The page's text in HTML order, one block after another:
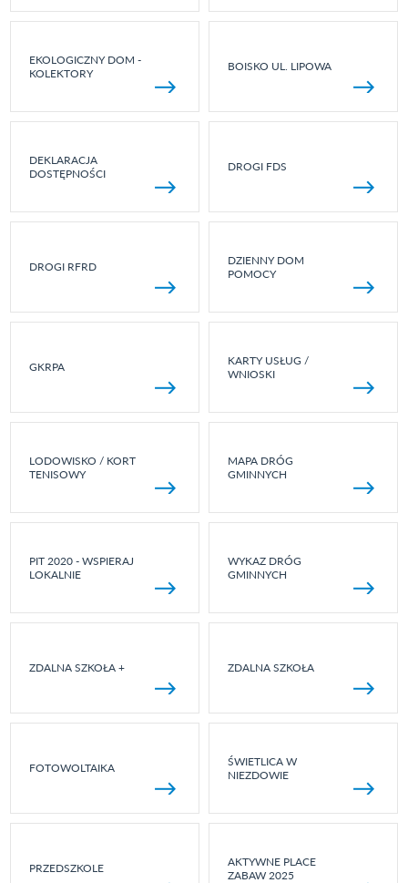
EKOLOGICZNY DOM -
KOLEKTORY
BOISKO UL. LIPOWA
DEKLARACJA
DOSTĘPNOŚCI
DROGI FDS
DROGI RFRD
DZIENNY DOM
POMOCY
GKRPA
KARTY USŁUG /
WNIOSKI
LODOWISKO / KORT
TENISOWY
MAPA DRÓG
GMINNYCH
PIT 2020 - WSPIERAJ
LOKALNIE
WYKAZ DRÓG
GMINNYCH
ZDALNA SZKOŁA + ZDALNA SZKOŁA
FOTOWOLTAIKA
ŚWIETLICA W
NIEZDOWIE
PRZEDSZKOLE
AKTYWNE PLACE
ZABAW 2025